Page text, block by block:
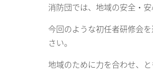
消防団では、地域の安全・
今回のような初任者研修会
さい。
地域のために力を合わせ、